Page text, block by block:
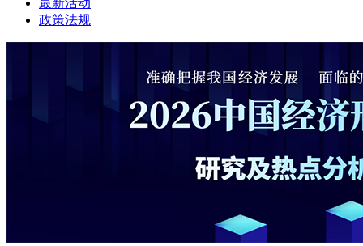
最新活动
政策法规